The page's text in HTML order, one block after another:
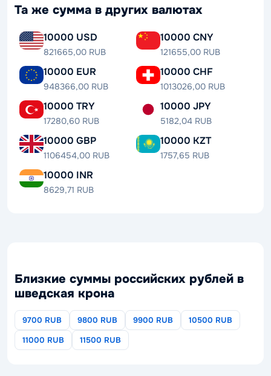
Та же сумма в других валютах
10000 USD
821665,00 RUB
10000 CNY
121655,00 RUB
10000 EUR
948366,00 RUB
10000 CHF
1013026,00 RUB
10000 TRY
17280,60 RUB
10000 JPY
5182,04 RUB
10000 GBP
1106454,00 RUB
10000 KZT
1757,65 RUB
10000 INR
8629,71 RUB
Близкие суммы российских рублей в
шведская крона
9700 RUB 9800 RUB 9900 RUB
10500 RUB
11000 RUB
11500 RUB